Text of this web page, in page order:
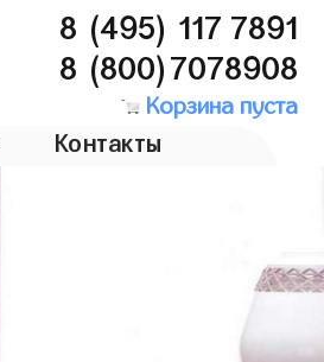
8 (495) 117 7891
8 (800)7078908
Корзина пуста
Контакты